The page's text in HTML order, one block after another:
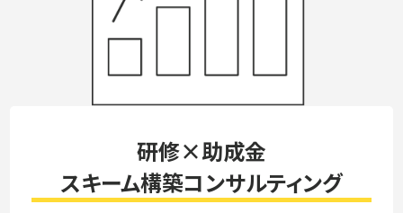
研修×助成金
スキーム構築コンサルティング